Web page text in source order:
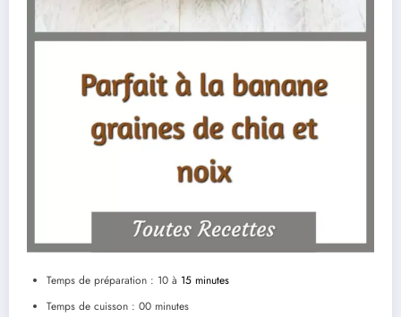
Temps de préparation : 10 à 15 minutes
Temps de cuisson : 00 minutes